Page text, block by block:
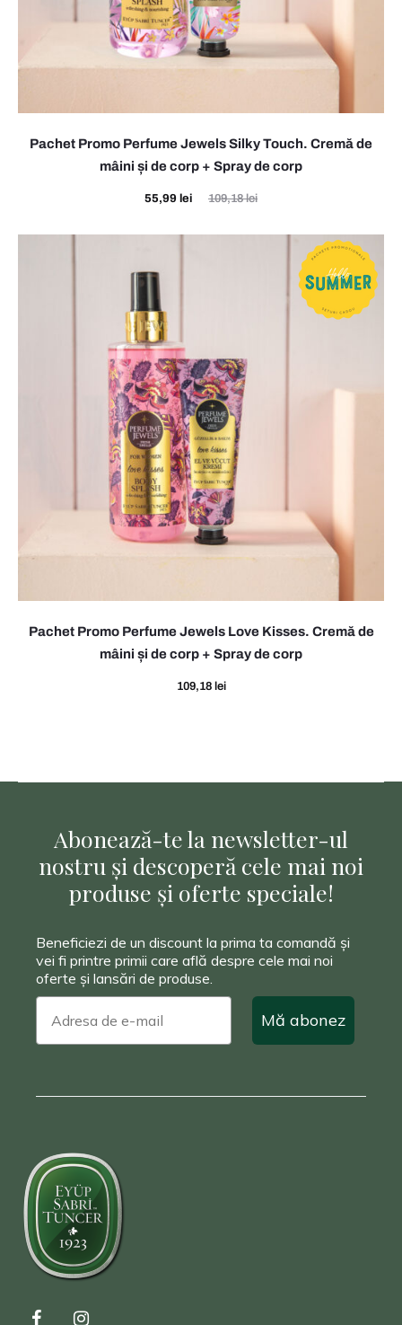
Pachet Promo Perfume Jewels Silky Touch. Cremă de
mâini și de corp + Spray de corp
109,18lei
Prețul
109,18 lei.
55,99 lei
Prețul
55,99 lei.
Pachet Promo Perfume Jewels Love Kisses. Cremă de
mâini și de corp + Spray de corp
109,18 lei
Abonează-te la newsletter-ul
nostru și descoperă cele mai noi
produse și oferte speciale!
Beneficiezi de un discount la prima ta comandă și
vei fi printre primii care află despre cele mai noi
oferte și lansări de produse.
Mă abonez